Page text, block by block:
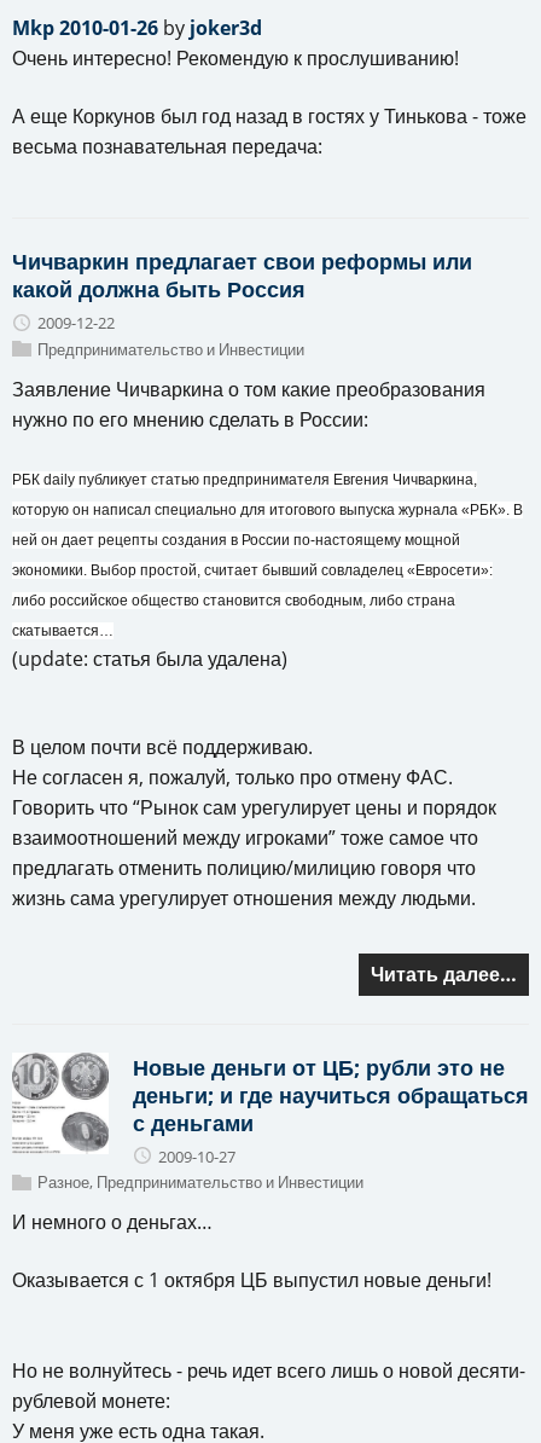
Mkp 2010-01-26 by joker3d
Очень интересно! Рекомендую к прослушиванию!
А еще Коркунов был год назад в гостях у Тинькова - тоже
весьма познавательная передача:
Чичваркин предлагает свои реформы или
какой должна быть Россия
2009-12-22
Предпринимательство и Инвестиции
Заявление Чичваркина о том какие преобразования
нужно по его мнению сделать в России:
РБК daily публикует статью предпринимателя Евгения Чичваркина,
которую он написал специально для итогового выпуска журнала «РБК». В
ней он дает рецепты создания в России по-настоящему мощной
экономики. Выбор простой, считает бывший совладелец «Евросети»:
либо российское общество становится свободным, либо страна
скатывается…
(update: статья была удалена)
В целом почти всё поддерживаю.
Не согласен я, пожалуй, только про отмену ФАС.
Говорить что “Рынок сам урегулирует цены и порядок
взаимоотношений между игроками” тоже самое что
предлагать отменить полицию/милицию говоря что
жизнь сама урегулирует отношения между людьми.
Читать далее…
Новые деньги от ЦБ; рубли это не
деньги; и где научиться обращаться
с деньгами
2009-10-27
Разное, Предпринимательство и Инвестиции
И немного о деньгах…
Оказывается с 1 октября ЦБ выпустил новые деньги!
Но не волнуйтесь - речь идет всего лишь о новой десяти-
рублевой монете:
У меня уже есть одна такая.